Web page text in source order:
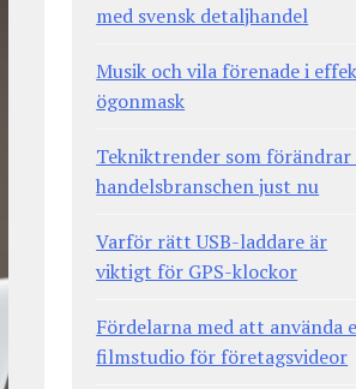
med svensk detaljhandel
Musik och vila förenade i
ögonmask
Tekniktrender som förändrar
handelsbranschen just nu
Varför rätt USB-laddare är
viktigt för GPS-klockor
Fördelarna med att använda
filmstudio för företagsvideor